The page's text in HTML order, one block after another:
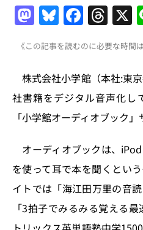
M
a
st
o
d
o
Bl
u
e
s
k
y
F
a
c
e
b
o
k
T
h
re
a
d
s
《この記事を読むのに必要な時間
株式会社小学館（本社:東
社書籍をデジタル音声化し
「小学館オーディオブック
オーディオブックは、
を使って耳で本を聞くとい
イトでは「海江田万里の音
「3拍子でみるみる覚える